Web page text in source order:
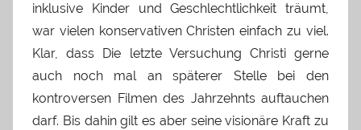
inklusive Kinder und Geschlechtlichkeit träumt,
war vielen konservativen Christen einfach zu viel.
Klar, dass Die letzte Versuchung Christi gerne
auch noch mal an späterer Stelle bei den
kontroversen Filmen des Jahrzehnts auftauchen
darf. Bis dahin gilt es aber seine visionäre Kraft zu